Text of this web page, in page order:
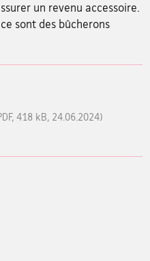
un revenu accessoire.
sont des bûcherons
418 kB, 24.06.2024)